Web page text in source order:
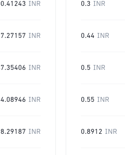
INR
INR
INR
INR
INR
0.3 INR
0.44 INR
0.5 INR
0.55 INR
0.8912 INR